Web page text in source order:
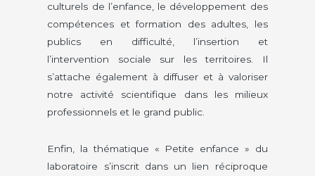
culturels de l’enfance, le développement des
compétences et formation des adultes, les
publics en difficulté, l’insertion et
l’intervention sociale sur les territoires. Il
s’attache également à diffuser et à valoriser
notre activité scientifique dans les milieux
professionnels et le grand public.
Enfin, la thématique « Petite enfance » du
laboratoire s’inscrit dans un lien réciproque